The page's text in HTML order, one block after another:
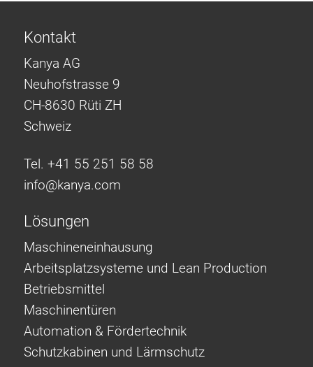
Kontakt
Kanya AG
Neuhofstrasse 9
CH-8630 Rüti ZH
Schweiz
Tel. +41 55 251 58 58
info@kanya.com
Lösungen
Maschineneinhausung
Arbeitsplatzsysteme und Lean Production
Betriebsmittel
Maschinentüren
Automation & Fördertechnik
Schutzkabinen und Lärmschutz